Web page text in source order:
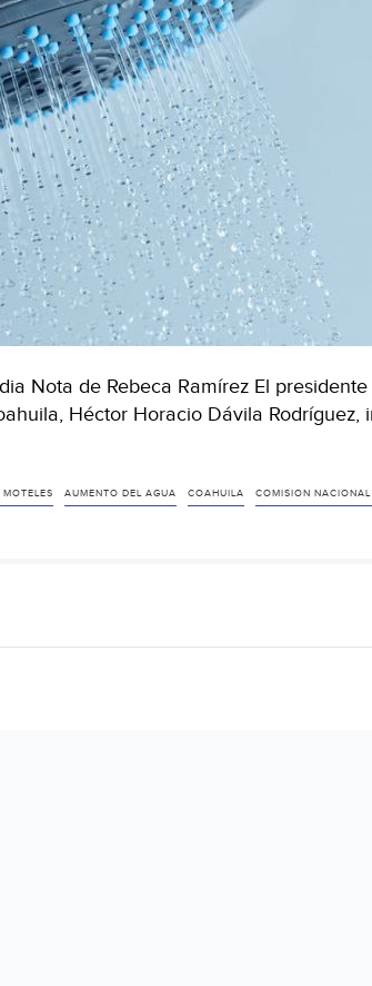
Nota de Rebeca Ramírez El
Héctor Horacio Dávila Rodríguez,
AUMENTO DEL AGUA COAHUILA COMISION